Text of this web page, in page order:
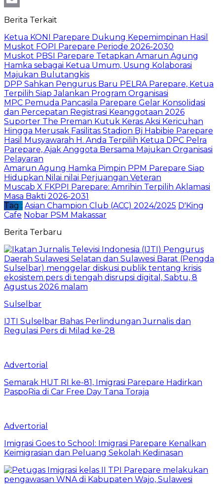
Email
Berita Terkait
Ketua KONI Parepare Dukung Kepemimpinan Hasil
Muskot FOPI Parepare Periode 2026-2030
Muskot PBSI Parepare Tetapkan Amarun Agung
Hamka sebagai Ketua Umum, Usung Kolaborasi
Majukan Bulutangkis
DPP Sahkan Pengurus Baru PELRA Parepare, Ketua
Terpilih Siap Jalankan Program Organisasi
MPC Pemuda Pancasila Parepare Gelar Konsolidasi
dan Percepatan Registrasi Keanggotaan 2026
Suporter The Preman Kutuk Keras Aksi Kericuhan
Hingga Merusak Fasilitas Stadion Bj Habibie Parepare
Hasil Musyawarah H. Anda Terpilih Ketua DPC Pelra
Parepare, Ajak Anggota Bersama Majukan Organisasi
Pelayaran
Amarun Agung Hamka Pimpin PPM Parepare Siap
Hidupkan Nilai nilai Perjuangan Veteran
Muscab X FKPPI Parepare: Amrihin Terpilih Aklamasi
Masa Bakti 2026-2031
Tag : Asian Champion Club (ACC) 2024/2025 D'King
Cafe Nobar PSM Makassar
Berita Terbaru
Sulselbar
IJTI Sulselbar Bahas Perlindungan Jurnalis dan
Regulasi Pers di Milad ke-28
Advertorial
Semarak HUT RI ke-81, Imigrasi Parepare Hadirkan
PaspoRia di Car Free Day Tana Toraja
Advertorial
Imigrasi Goes to School: Imigrasi Parepare Kenalkan
Keimigrasian dan Peluang Sekolah Kedinasan